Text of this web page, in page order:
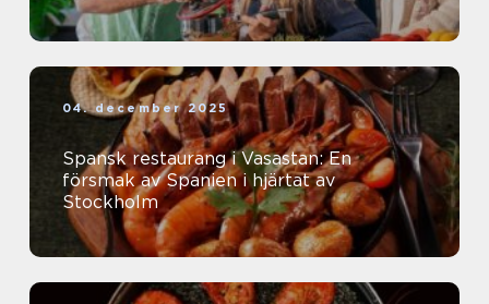
04. december 2025
Spansk restaurang i Vasastan: En
försmak av Spanien i hjärtat av
Stockholm